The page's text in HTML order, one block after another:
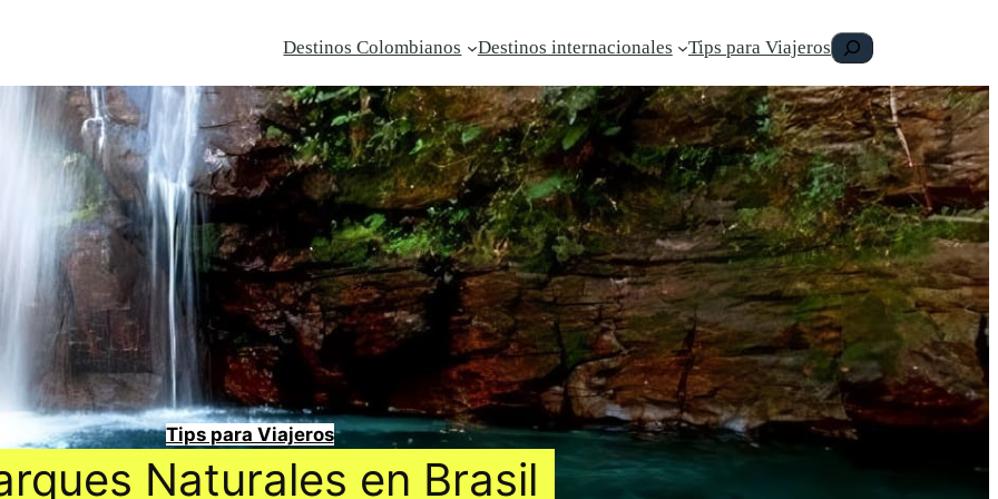
Destinos Colombianos Destinos internacionales Tips para ViajerosBuscar
Tips para Viajeros
Naturales en Brasil